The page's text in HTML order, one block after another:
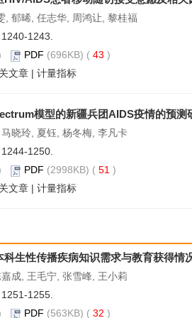
, 郁晞, 任志华, 周鸿让, 黎桂福
1243.
PDF (696KB) ( 43 )
文章 | 计量指标
模型的新疆兵团AIDS疫情的预测
晓玲, 夏钰, 杨冬梅, 李凡卡
1250.
PDF (2998KB) ( 51 )
文章 | 计量指标
科生性传播疾病知识需求与教育获得情
成, 王毛宁, 张雪峰, 王小莉
1255.
PDF (563KB) ( 32 )